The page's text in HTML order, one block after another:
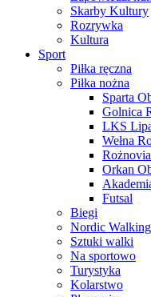
Skarby Kultury
Rozrywka
Kultura
Sport
Piłka ręczna
Piłka nożna
Sparta
Golnica
LKS
Wełna
Orkan
Futsal
Biegi
Nordic Walking
Sztuki walki
Na sportowo
Turystyka
Kolarstwo